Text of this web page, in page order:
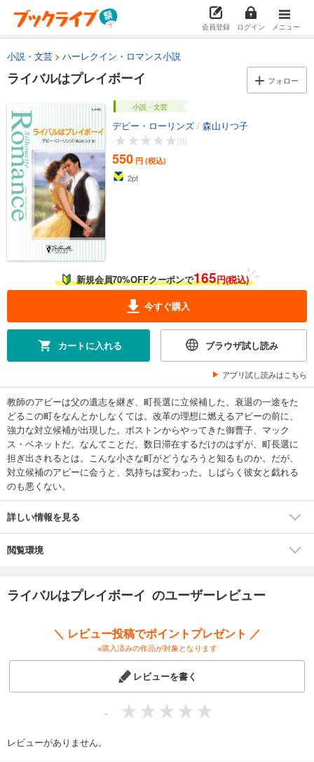
会員登録 ログイン メニュー
小説・文芸 ハーレクイン・ロマンス小説
ライバルはプレイボーイ フォロー
小説・文芸
デビー・ローリンズ / 森山りつ子
-
(0)
550 円 (税込)
2pt
新規会員70%OFFクーポンで165円(税込)
今すぐ購入
カートに入れる ブラウザ試し読み
アプリ試し読みはこちら
教師のアビーは父の遺志を継ぎ、町長選に立候補した。衰退の一途をた
どるこの町をなんとかしなくては。改革の理想に燃えるアビーの前に、
強力な対立候補が出現した。ボストンからやってきた御曹子、マック
ス・ベネットだ。なんてことだ。数日滞在するだけのはずが、町長選に
担ぎ出されるとは。こんな小さな町がどうなろうと知るものか。だが、
対立候補のアビーに会うと、気持ちは変わった。しばらく彼女と戯れる
のも悪くない。
詳しい情報を見る
閲覧環境
ライバルはプレイボーイ のユーザーレビュー
＼ レビュー投稿でポイントプレゼント ／
※購入済みの作品が対象となります
レビューを書く
-
レビューがありません。